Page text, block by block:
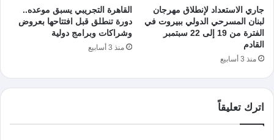
جاري الاستعداد لإنطلاق مهرجان
لبنان المسرحي الدولي ببيروت في
الفترة من 19 إلى 22 سبتمبر
القادم
منذ 3 أسابيع
القاهرة التجريبي يسبق موعده..
دورة تنطلق قبل افتتاحها بعروض
وشراكات وبرامج دولية
منذ 3 أسابيع
اترك تعليقاً